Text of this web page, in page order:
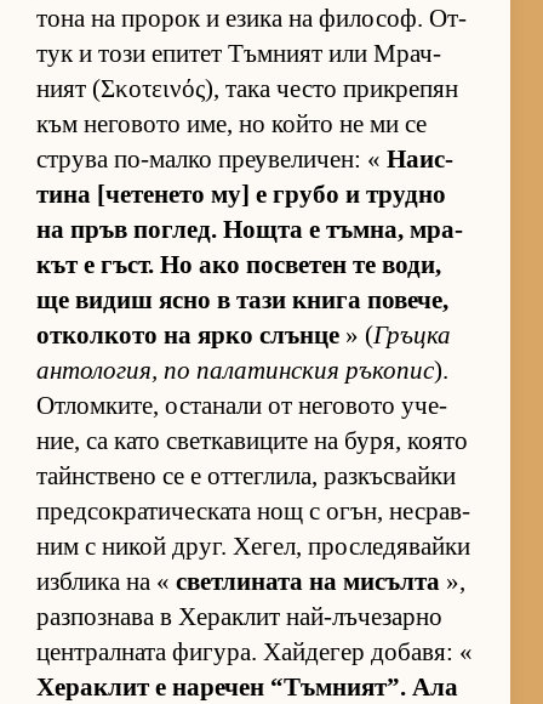
тона на про­рок и езика на фи­ло­соф. От­
тук и този епи­тет Тъм­ният или Мрач­
ният (Σκοτεινός), така често прик­ре­пян
към не­го­вото име, но който не ми се
струва по-малко пре­у­ве­ли­чен: « На­ис­
тина [че­те­нето му] е грубо и трудно
на пръв пог­лед. Нощта е тъм­на, мра­
кът е гъст. Но ако пос­ве­тен те во­ди,
ще ви­диш ясно в тази книга по­ве­че,
от­кол­кото на ярко слънце » (Гръцка
ан­то­ло­гия, по па­ла­тин­с­кия ръ­ко­пис).
От­лом­ки­те, ос­та­нали от не­го­вото уче­
ние, са като свет­ка­ви­ците на бу­ря, ко­ято
тайн­с­т­вено се е от­тег­ли­ла, раз­къс­вайки
пред­сок­ра­ти­чес­ката нощ с огън, нес­рав­
ним с ни­кой друг. Хе­гел, прос­ле­дя­вайки
из­б­лика на « свет­ли­ната на ми­сълта »,
раз­поз­нава в Хе­рак­лит най-лъ­че­зарно
цен­т­рал­ната фи­гу­ра. Хай­де­гер до­ба­вя: «
Хе­рак­лит е на­ре­чен “Тъм­ни­ят”. Ала